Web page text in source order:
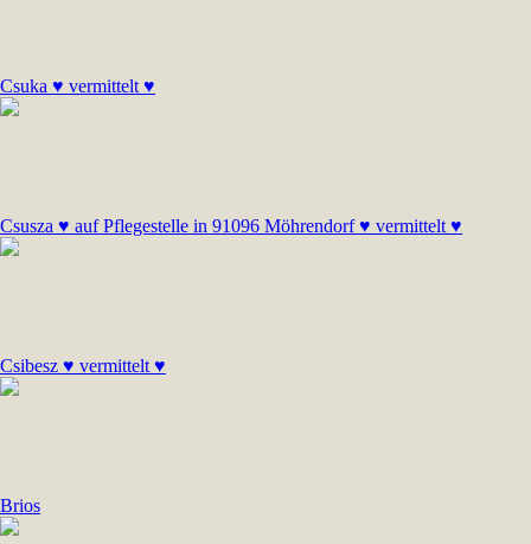
Csuka ♥ vermittelt ♥
Csusza ♥ auf Pflegestelle in 91096 Möhrendorf ♥ vermittelt ♥
Csibesz ♥ vermittelt ♥
Brios